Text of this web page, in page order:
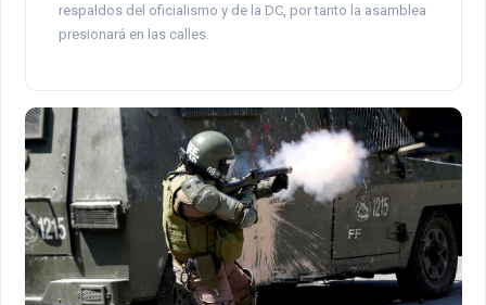
respaldos del oficialismo y de la DC, por tanto la asamblea
presionará en las calles.